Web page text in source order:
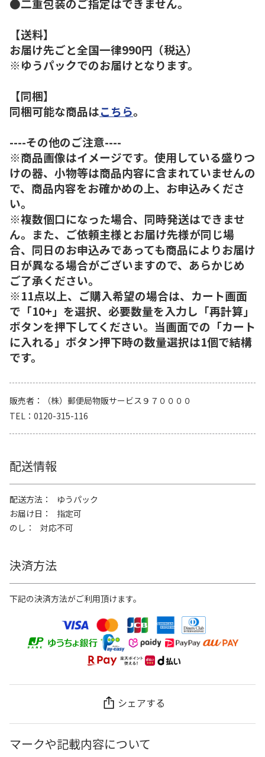
【送料】
お届け先ごと全国一律990円（税込）
※ゆうパックでのお届けとなります。
【同梱】
同梱可能な商品はこちら。
----その他のご注意----
※商品画像はイメージです。使用している盛りつ
けの器、小物等は商品内容に含まれていませんの
で、商品内容をお確かめの上、お申込みくださ
い。
※複数個口になった場合、同時発送はできませ
ん。また、ご依頼主様とお届け先様が同じ場
合、同日のお申込みであっても商品によりお届け
日が異なる場合がございますので、あらかじめ
ご了承ください。
※11点以上、ご購入希望の場合は、カート画面
で「10+」を選択、必要数量を入力し「再計算」
ボタンを押下してください。当画面での「カート
に入れる」ボタン押下時の数量選択は1個で結構
です。
販売者
（株）郵便局物販サービス９７００００
TEL
0120-315-116
配送情報
配送方法
ゆうパック
お届け日
指定可
のし
対応不可
決済方法
下記の決済方法がご利用頂けます。
シェアする
マークや記載内容について